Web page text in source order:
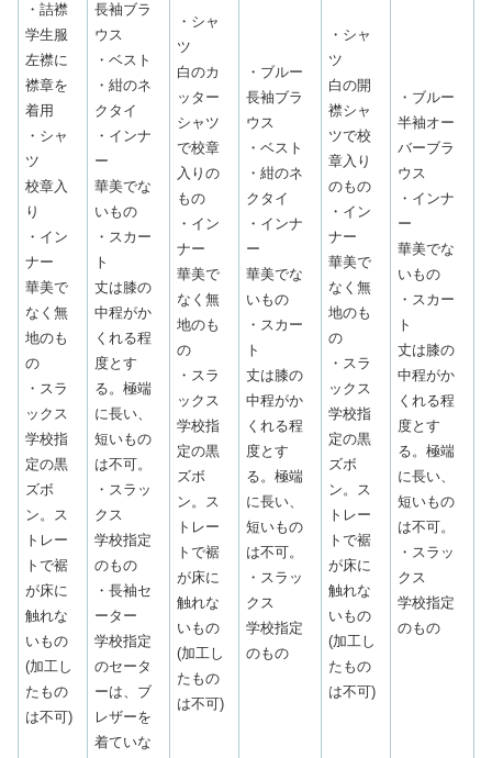
・詰襟
学生服
左襟に
襟章を
着用
・シャ
ツ
校章入
り
・イン
ナー
華美で
なく無
地のも
の
・スラ
ックス
学校指
定の黒
ズボ
ン。ス
トレー
トで裾
が床に
触れな
いもの
(加工し
たもの
は不可)
長袖ブラ
ウス
・ベスト
・紺のネ
クタイ
・インナ
ー
華美でな
いもの
・スカー
ト
丈は膝の
中程がか
くれる程
度とす
る。極端
に長い、
短いもの
は不可。
・スラッ
クス
学校指定
のもの
・長袖セ
ーター
学校指定
のセータ
ーは、ブ
レザーを
着ていな
・シャ
ツ
白のカ
ッター
シャツ
で校章
入りの
もの
・イン
ナー
華美で
なく無
地のも
の
・スラ
ックス
学校指
定の黒
ズボ
ン。ス
トレー
トで裾
が床に
触れな
いもの
(加工し
たもの
は不可)
・ブルー
長袖ブラ
ウス
・ベスト
・紺のネ
クタイ
・インナ
ー
華美でな
いもの
・スカー
ト
丈は膝の
中程がか
くれる程
度とす
る。極端
に長い、
短いもの
は不可。
・スラッ
クス
学校指定
のもの
・シャ
ツ
白の開
襟シャ
ツで校
章入り
のもの
・イン
ナー
華美で
なく無
地のも
の
・スラ
ックス
学校指
定の黒
ズボ
ン。ス
トレー
トで裾
が床に
触れな
いもの
(加工し
たもの
は不可)
・ブルー
半袖オー
バーブラ
ウス
・インナ
ー
華美でな
いもの
・スカー
ト
丈は膝の
中程がか
くれる程
度とす
る。極端
に長い、
短いもの
は不可。
・スラッ
クス
学校指定
のもの